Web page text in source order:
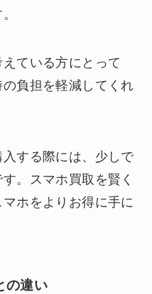
ている方にとって
負担を軽減してくれ
する際には、少しで
。スマホ買取を賢く
ホをよりお得に手に
の違い